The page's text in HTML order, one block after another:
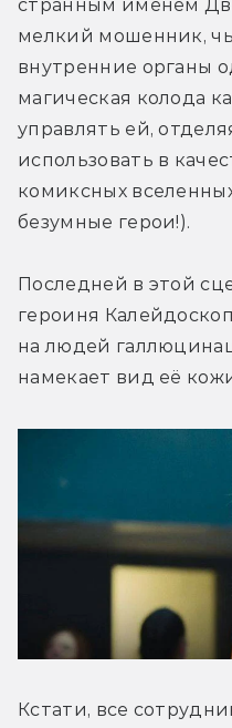
странным именем
мелкий мошенник,
внутренние органы
магическая колода
управлять ей,
использовать в
комиксных
безумные герои!).
Последней в этой
героиня
на людей
намекает вид её
Кстати, все